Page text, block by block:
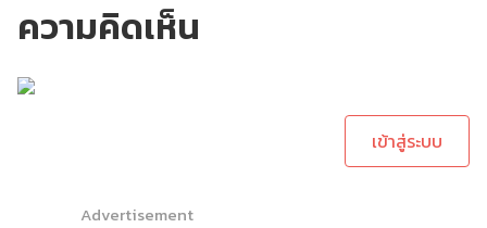
ความคิดเห็น
เข้าสู่ระบบ
Advertisement